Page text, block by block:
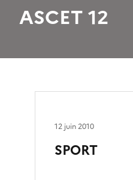
ASCET 12
SPORT
12 juin 2010